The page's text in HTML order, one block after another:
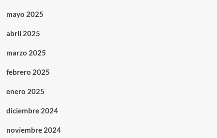
mayo 2025
abril 2025
marzo 2025
febrero 2025
enero 2025
diciembre 2024
noviembre 2024